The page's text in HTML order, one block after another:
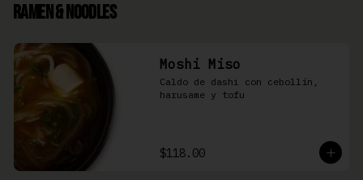
Ramen & Noodles
Moshi Miso
Caldo de dashi con cebollín,
harusame y tofu
$118.00